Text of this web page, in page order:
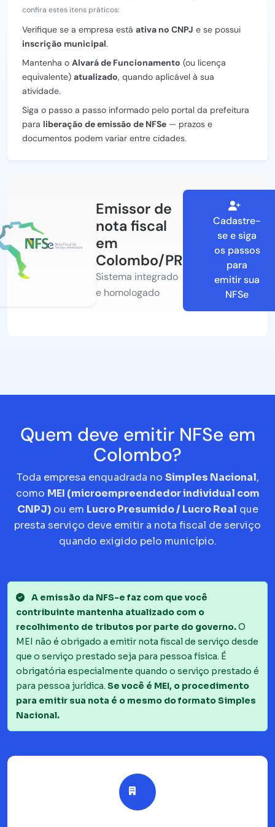
confira estes itens práticos:
Verifique se a empresa está ativa no CNPJ e se possui
inscrição municipal.
Mantenha o Alvará de Funcionamento (ou licença
equivalente) atualizado, quando aplicável à sua
atividade.
Siga o passo a passo informado pelo portal da prefeitura
para liberação de emissão de NFSe — prazos e
documentos podem variar entre cidades.
Emissor de
nota fiscal
em
Colombo/PR
Sistema integrado
e homologado
Cadastre-
se e siga
os passos
para
emitir sua
NFSe
Quem deve emitir NFSe em
Colombo?
Toda empresa enquadrada no Simples Nacional,
como MEI (microempreendedor individual com
CNPJ)ou em Lucro Presumido / Lucro Real que
presta serviço deve emitir a nota fiscal de serviço
quando exigido pelo município.
A emissão da NFS-e faz com que você
contribuinte mantenha atualizado com o
recolhimento de tributos por parte do governo.O
MEI não é obrigado a emitir nota fiscal de serviço desde
que o serviço prestado seja para pessoa física. É
obrigatória especialmente quando o serviço prestado é
para pessoa jurídica. Se você é MEI, o procedimento
para emitir sua nota é o mesmo do formato Simples
Nacional.